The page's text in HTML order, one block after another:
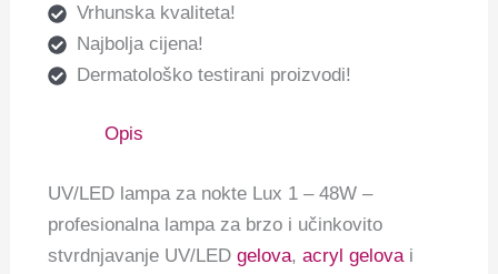
Vrhunska kvaliteta!
Najbolja cijena!
Dermatološko testirani proizvodi!
Opis
UV/LED lampa za nokte Lux 1 – 48W –
profesionalna lampa za brzo i učinkovito
stvrdnjavanje UV/LEDgelova,acryl gelova i